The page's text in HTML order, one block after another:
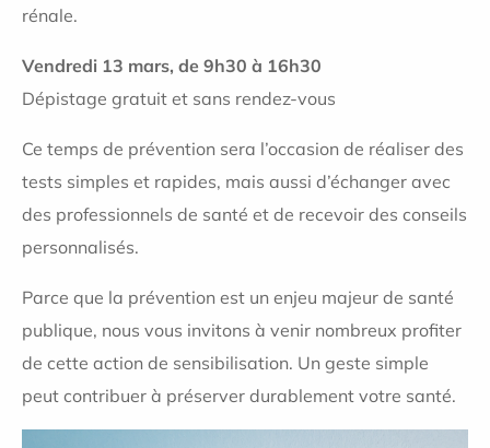
rénale.
Vendredi 13 mars, de 9h30 à 16h30
Dépistage gratuit et sans rendez-vous
Ce temps de prévention sera l’occasion de réaliser des
tests simples et rapides, mais aussi d’échanger avec
des professionnels de santé et de recevoir des conseils
personnalisés.
Parce que la prévention est un enjeu majeur de santé
publique, nous vous invitons à venir nombreux profiter
de cette action de sensibilisation. Un geste simple
peut contribuer à préserver durablement votre santé.